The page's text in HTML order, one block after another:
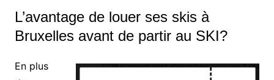
L’avantage de louer ses skis à
Bruxelles avant de partir au SKI?
En plus